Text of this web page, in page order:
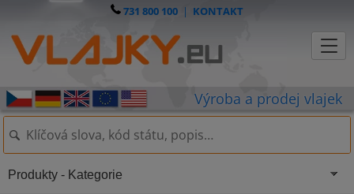
731 800 100 | KONTAKT
Produkty - Kategorie